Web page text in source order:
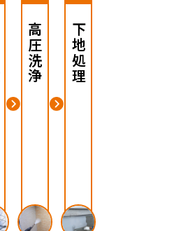
高圧洗浄 下地処理